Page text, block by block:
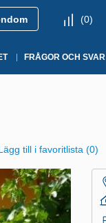
(0)
FRÅGOR OCH SVAR
till i favoritlista (0)